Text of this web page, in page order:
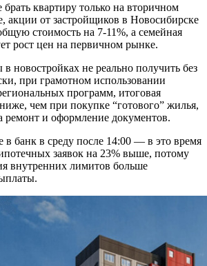
квартиру только на вторичном
акции от застройщиков в Новосибирске
стоимость на 7-11%, а семейная
рост цен на первичном рынке.
не реально получить без
при грамотном использовании
программ, итоговая
чем при покупке “готового” жилья,
ремонт и оформление документов.
в среду после 14:00 — в это время
заявок на 23% выше, потому
внутренних лимитов больше